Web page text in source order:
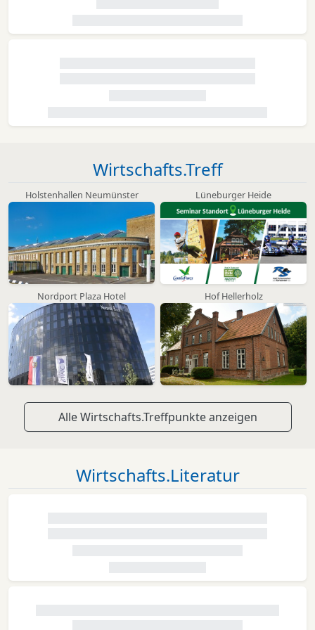
Wirtschafts.Treff
Holstenhallen Neumünster Lüneburger Heide
Nordport Plaza Hotel Hof Hellerholz
Alle Wirtschafts.Treffpunkte anzeigen
Wirtschafts.Literatur